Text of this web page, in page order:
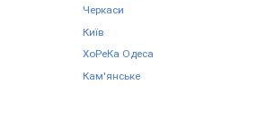
Черкаси
Київ
ХоРеКа Одеса
Кам'янське